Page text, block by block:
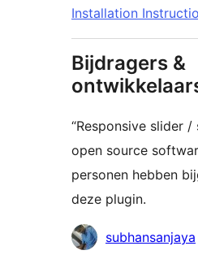
Installation
Bijdragers &
“Responsive slider /
open source
personen hebben
deze plugin.
Bijdragerssubhansanjaya